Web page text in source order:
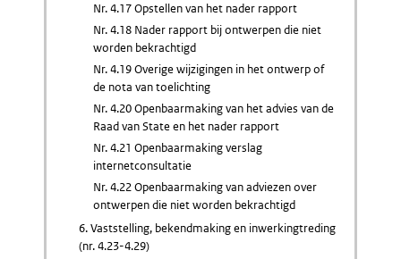
Nr. 4.17 Opstellen van het nader rapport
Nr. 4.18 Nader rapport bij ontwerpen die niet
worden bekrachtigd
Nr. 4.19 Overige wijzigingen in het ontwerp of
de nota van toelichting
Nr. 4.20 Openbaarmaking van het advies van de
Raad van State en het nader rapport
Nr. 4.21 Openbaarmaking verslag
internetconsultatie
Nr. 4.22 Openbaarmaking van adviezen over
ontwerpen die niet worden bekrachtigd
6. Vaststelling, bekendmaking en inwerkingtreding
(nr. 4.23-4.29)